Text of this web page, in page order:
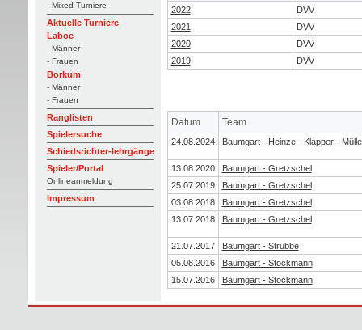
- Mixed Turniere
Aktuelle Turniere
Laboe
- Männer
- Frauen
Borkum
- Männer
- Frauen
Ranglisten
Spielersuche
Schiedsrichter-lehrgänge
Spieler/Portal
Onlineanmeldung
Impressum
2022
DVV
2021
DVV
2020
DVV
2019
DVV
Datum Team
24.08.2024 Baumgart - Heinze - Klapper -
13.08.2020
Baumgart - Gretzschel
25.07.2019
Baumgart - Gretzschel
03.08.2018
Baumgart - Gretzschel
13.07.2018
Baumgart - Gretzschel
21.07.2017
Baumgart - Strubbe
05.08.2016
Baumgart - Stöckmann
15.07.2016
Baumgart - Stöckmann